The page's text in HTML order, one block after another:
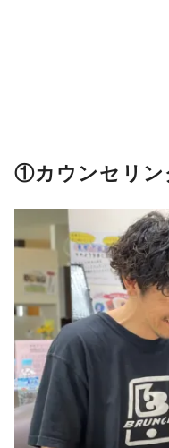
①カウンセリン